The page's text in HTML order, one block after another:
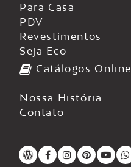
Para Casa
PDV
Revestimentos
Seja Eco
Catálogos Online
Nossa História
Contato